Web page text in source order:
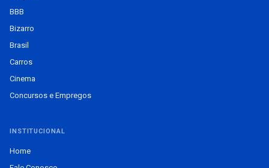
BBB
Bizarro
Brasil
Carros
Cinema
Concursos e Empregos
INSTITUCIONAL
Home